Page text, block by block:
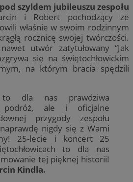
szyldem jubileuszu zespołu
i Robert pochodzący ze
właśnie w swoim rodzinnym
rocznicę swojej twórczości.
utwór zatytułowany “Jak
się na świętochłowickim
na którym bracia spędzili
dla nas prawdziwa
podróż, ale i oficjalne
przygody zespołu
nigdy się z Wami
25-lecie i koncert 25
to dla nas
tej pięknej historii!
Kindla.